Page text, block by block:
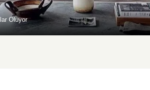
Oluyor